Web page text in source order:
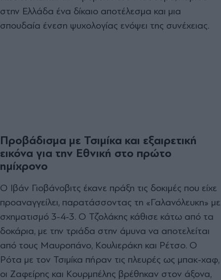
στην Ελλάδα ένα δίκαιο αποτέλεσμα και μια
σπουδαία ένεση ψυχολογίας ενόψει της συνέχειας.
Προβάδισμα με Τσιμίκα και εξαιρετική
εικόνα για την Εθνική στο πρώτο
ημίχρονο
Ο Ιβάν Γιοβάνοβιτς έκανε πράξη τις δοκιμές που είχε
προαναγγείλει, παρατάσσοντας τη «Γαλανόλευκη» με
σχηματισμό 3-4-3. Ο Τζολάκης κάθισε κάτω από τα
δοκάρια, με την τριάδα στην άμυνα να αποτελείται
από τους Μαυροπάνο, Κουλιεράκη και Ρέτσο. Ο
Ρότα με τον Τσιμίκα πήραν τις πλευρές ως μπακ-χαφ,
οι Ζαφείρης και Κουρμπέλης βρέθηκαν στον άξονα,